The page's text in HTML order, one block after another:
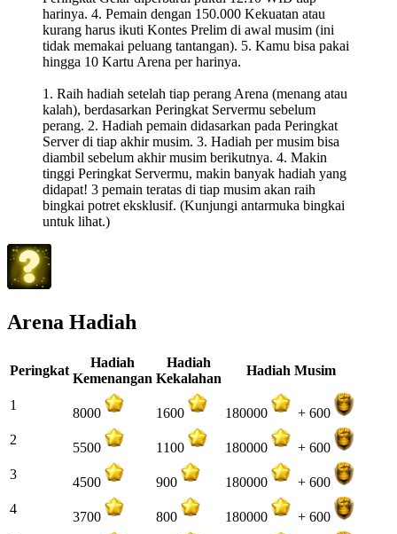
harinya. 4. Pemain dengan 150.000 Kekuatan atau
kurang harus ikuti Kontes Prelim di awal musim (ini
tidak memakai peluang tantangan). 5. Kamu bisa pakai
hingga 10 Kartu Arena per harinya.
1. Raih hadiah setelah tiap perang Arena (menang atau
kalah), berdasarkan Peringkat Servermu sebelum
perang. 2. Hadiah pemain didasarkan pada Peringkat
Server di tiap akhir musim. 3. Hadiah per musim bisa
diambil sebelum akhir musim berikutnya. 4. Makin
tinggi Peringkat Servermu, makin banyak hadiah yang
didapat! 3 pemain teratas di tiap musim akan raih
bingkai potret eksklusif. (Kunjungi antarmuka bingkai
untuk lihat.)
Arena Hadiah
Peringkat
Hadiah
Kemenangan
Hadiah
Kekalahan
Hadiah Musim
1
8000 1600 180000
+ 600
2
5500 1100 180000
+ 600
3
4500 900 180000
+ 600
4
3700 800 180000
+ 600